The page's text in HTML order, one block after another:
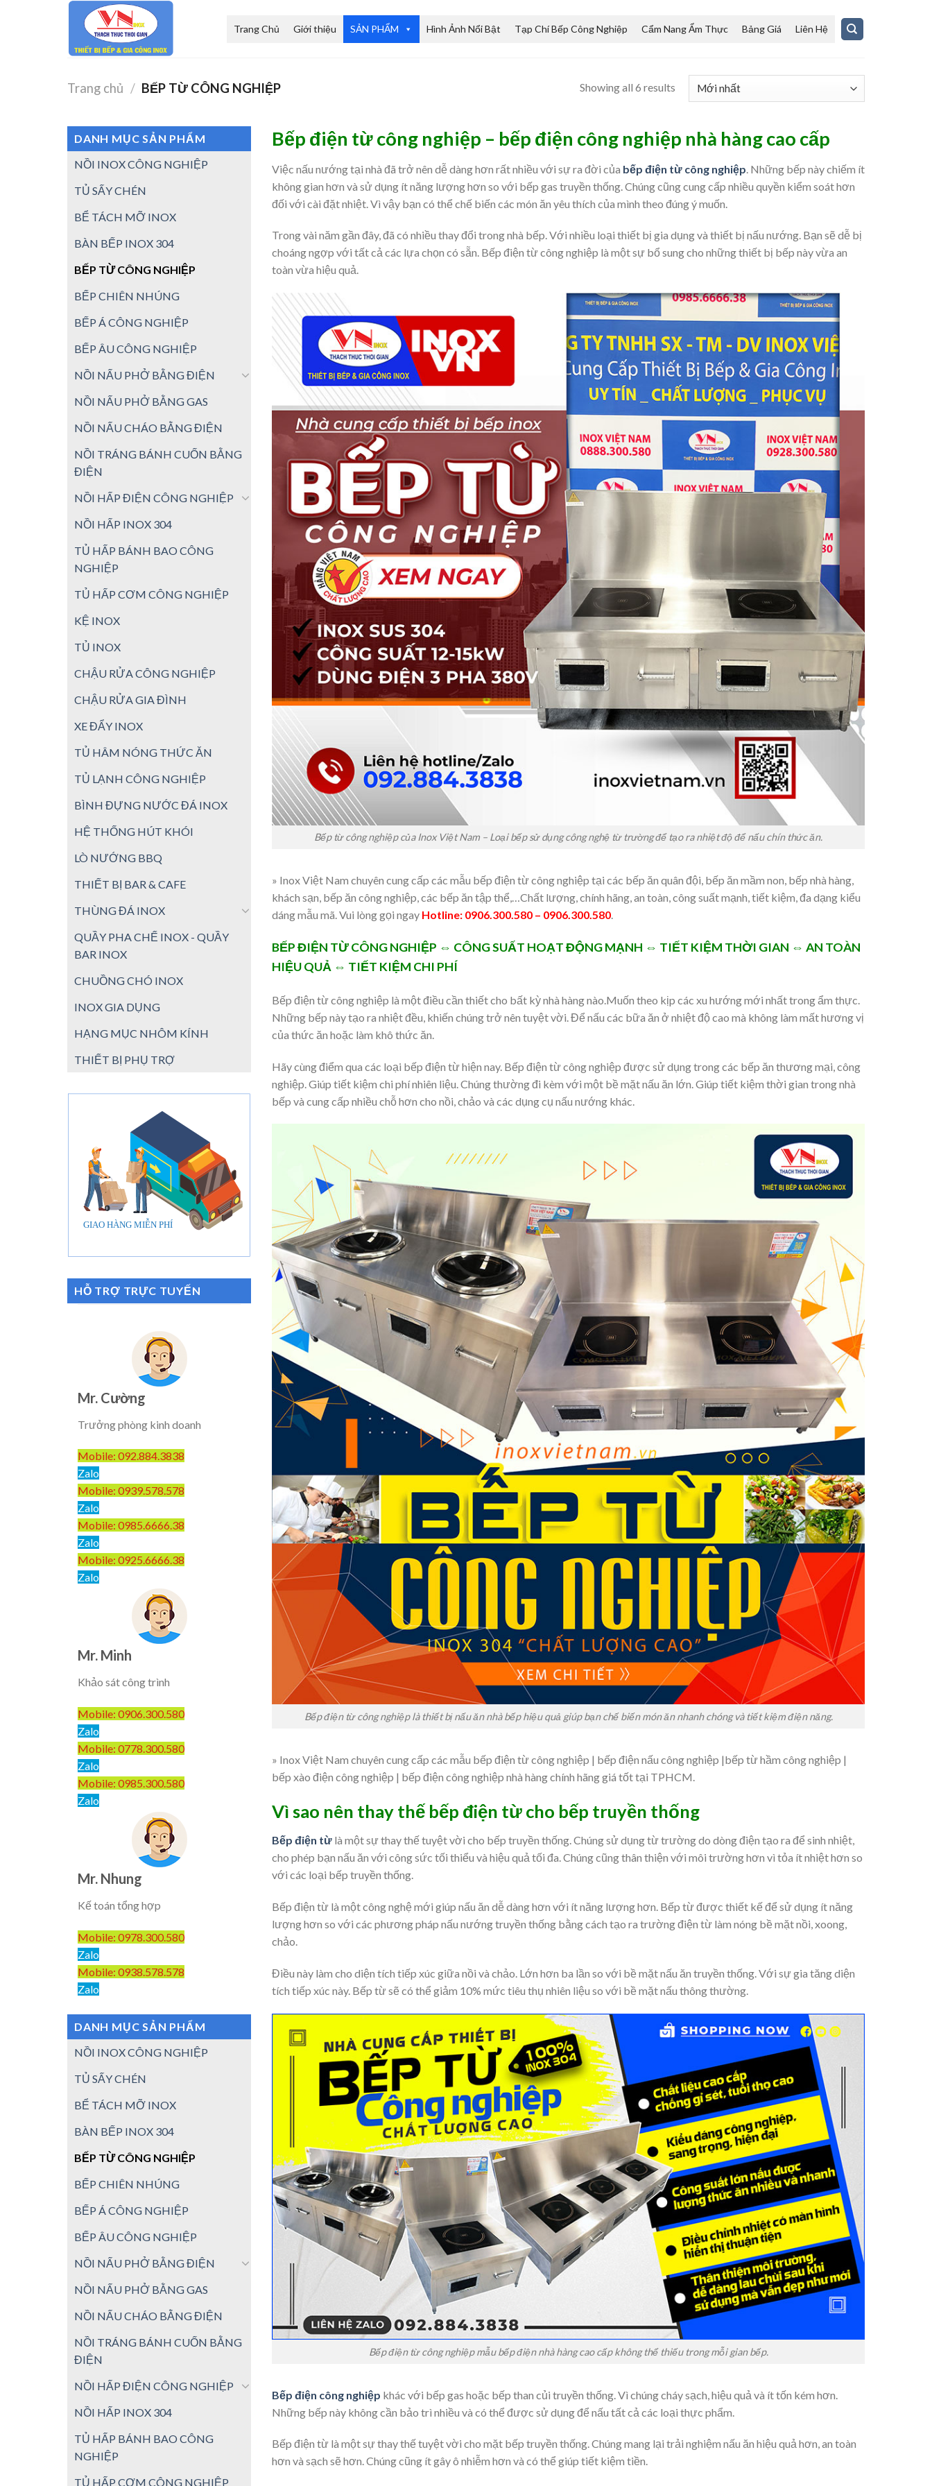
Trang Chủ Giới thiệu SẢN PHẨM Hình Ảnh Nổi Bật Tạp Chí Bếp Công Nghiệp Cẩm Nang Ẩm Thực Bảng Giá Liên Hệ
Trang chủ / BẾP TỪ CÔNG NGHIỆP Showing all 6 results
DANH MỤC SẢN PHẨM
NỒI INOX CÔNG NGHIỆP
TỦ SẤY CHÉN
BỂ TÁCH MỠ INOX
BÀN BẾP INOX 304
BẾP TỪ CÔNG NGHIỆP
BẾP CHIÊN NHÚNG
BẾP Á CÔNG NGHIỆP
BẾP ÂU CÔNG NGHIỆP
NỒI NẤU PHỞ BẰNG ĐIỆN
NỒI NẤU PHỞ BẰNG GAS
NỒI NẤU CHÁO BẰNG ĐIỆN
NỒI TRÁNG BÁNH CUỐN BẰNG
ĐIỆN
NỒI HẤP ĐIỆN CÔNG NGHIỆP
NỒI HẤP INOX 304
TỦ HẤP BÁNH BAO CÔNG
NGHIỆP
TỦ HẤP CƠM CÔNG NGHIỆP
KỆ INOX
TỦ INOX
CHẬU RỬA CÔNG NGHIỆP
CHẬU RỬA GIA ĐÌNH
XE ĐẨY INOX
TỦ HÂM NÓNG THỨC ĂN
TỦ LẠNH CÔNG NGHIỆP
BÌNH ĐỰNG NƯỚC ĐÁ INOX
HỆ THỐNG HÚT KHÓI
LÒ NƯỚNG BBQ
THIẾT BỊ BAR & CAFE
THÙNG ĐÁ INOX
QUẦY PHA CHẾ INOX - QUẦY
BAR INOX
CHUỒNG CHÓ INOX
INOX GIA DỤNG
HẠNG MỤC NHÔM KÍNH
THIẾT BỊ PHỤ TRỢ
HỖ TRỢ TRỰC TUYẾN
Mr. Cường
Trưởng phòng kinh doanh
Mobile: 092.884.3838
Zalo
Mobile: 0939.578.578
Zalo
Mobile: 0985.6666.38
Zalo
Mobile: 0925.6666.38
Zalo
Mr. Minh
Khảo sát công trình
Mobile: 0906.300.580
Zalo
Mobile: 0778.300.580
Zalo
Mobile: 0985.300.580
Zalo
Mr. Nhung
Kế toán tổng hợp
Mobile: 0978.300.580
Zalo
Mobile: 0938.578.578
Zalo
DANH MỤC SẢN PHẨM
NỒI INOX CÔNG NGHIỆP
TỦ SẤY CHÉN
BỂ TÁCH MỠ INOX
BÀN BẾP INOX 304
BẾP TỪ CÔNG NGHIỆP
BẾP CHIÊN NHÚNG
BẾP Á CÔNG NGHIỆP
BẾP ÂU CÔNG NGHIỆP
NỒI NẤU PHỞ BẰNG ĐIỆN
NỒI NẤU PHỞ BẰNG GAS
NỒI NẤU CHÁO BẰNG ĐIỆN
NỒI TRÁNG BÁNH CUỐN BẰNG
ĐIỆN
NỒI HẤP ĐIỆN CÔNG NGHIỆP
NỒI HẤP INOX 304
TỦ HẤP BÁNH BAO CÔNG
NGHIỆP
TỦ HẤP CƠM CÔNG NGHIỆP
Bếp điện từ công nghiệp – bếp điện công nghiệp nhà hàng cao cấp
Việc nấu nướng tại nhà đã trở nên dễ dàng hơn rất nhiều với sự ra đời của bếp điện từ công nghiệp . Những bếp này chiếm ít
không gian hơn và sử dụng ít năng lượng hơn so với bếp gas truyền thống. Chúng cũng cung cấp nhiều quyền kiểm soát hơn
đối với cài đặt nhiệt. Vì vậy bạn có thể chế biến các món ăn yêu thích của mình theo đúng ý muốn.
Trong vài năm gần đây, đã có nhiều thay đổi trong nhà bếp. Với nhiều loại thiết bị gia dụng và thiết bị nấu nướng. Bạn sẽ dễ bị
choáng ngợp với tất cả các lựa chọn có sẵn. Bếp điện từ công nghiệp là một sự bổ sung cho những thiết bị bếp này vừa an
toàn vừa hiệu quả.
Bếp từ công nghiệp của Inox Việt Nam – Loại bếp sử dụng công nghệ từ trường để tạo ra nhiệt độ để nấu chín thức ăn.
» Inox Việt Nam chuyên cung cấp các mẫu bếp điện từ công nghiệp tại các bếp ăn quân đội, bếp ăn mầm non, bếp nhà hàng,
khách sạn, bếp ăn công nghiệp, các bếp ăn tập thể,…Chất lượng, chính hãng, an toàn, công suất mạnh, tiết kiệm, đa dạng kiểu
dáng mẫu mã. Vui lòng gọi ngay Hotline: 0906.300.580 – 0906.300.580.
BẾP ĐIỆN TỪ CÔNG NGHIỆP ⇔ CÔNG SUẤT HOẠT ĐỘNG MẠNH ⇔ TIẾT KIỆM THỜI GIAN ⇔ AN TOÀN
HIỆU QUẢ ⇔ TIẾT KIỆM CHI PHÍ
Bếp điện từ công nghiệp là một điều cần thiết cho bất kỳ nhà hàng nào.Muốn theo kịp các xu hướng mới nhất trong ẩm thực.
Những bếp này tạo ra nhiệt đều, khiến chúng trở nên tuyệt vời. Để nấu các bữa ăn ở nhiệt độ cao mà không làm mất hương vị
của thức ăn hoặc làm khô thức ăn.
Hãy cùng điểm qua các loại bếp điện từ hiện nay. Bếp điện từ công nghiệp được sử dụng trong các bếp ăn thương mại, công
nghiệp. Giúp tiết kiệm chi phí nhiên liệu. Chúng thường đi kèm với một bề mặt nấu ăn lớn. Giúp tiết kiệm thời gian trong nhà
bếp và cung cấp nhiều chỗ hơn cho nồi, chảo và các dụng cụ nấu nướng khác.
Bếp điện từ công nghiệp là thiết bị nấu ăn nhà bếp hiệu quả giúp bạn chế biến món ăn nhanh chóng và tiết kiệm điện năng.
» Inox Việt Nam chuyên cung cấp các mẫu bếp điện từ công nghiệp | bếp điện nấu công nghiệp |bếp từ hầm công nghiệp |
bếp xào điện công nghiệp | bếp điện công nghiệp nhà hàng chính hãng giá tốt tại TPHCM.
Vì sao nên thay thế bếp điện từ cho bếp truyền thống
Bếp điện từ là một sự thay thế tuyệt vời cho bếp truyền thống. Chúng sử dụng từ trường do dòng điện tạo ra để sinh nhiệt,
cho phép bạn nấu ăn với công sức tối thiểu và hiệu quả tối đa. Chúng cũng thân thiện với môi trường hơn vì tỏa ít nhiệt hơn so
với các loại bếp truyền thống.
Bếp điện từ là một công nghệ mới giúp nấu ăn dễ dàng hơn với ít năng lượng hơn. Bếp từ được thiết kế để sử dụng ít năng
lượng hơn so với các phương pháp nấu nướng truyền thống bằng cách tạo ra trường điện từ làm nóng bề mặt nồi, xoong,
chảo.
Điều này làm cho diện tích tiếp xúc giữa nồi và chảo. Lớn hơn ba lần so với bề mặt nấu ăn truyền thống. Với sự gia tăng diện
tích tiếp xúc này. Bếp từ sẽ có thể giảm 10% mức tiêu thụ nhiên liệu so với bề mặt nấu thông thường.
Bếp điện từ công nghiệp mẫu bếp điện nhà hàng cao cấp không thể thiếu trong mỗi gian bếp.
Bếp điện công nghiệp khác với bếp gas hoặc bếp than củi truyền thống. Vì chúng cháy sạch, hiệu quả và ít tốn kém hơn.
Những bếp này không cần bảo trì nhiều và có thể được sử dụng để nấu tất cả các loại thực phẩm.
Bếp điện từ là một sự thay thế tuyệt vời cho mặt bếp truyền thống. Chúng mang lại trải nghiệm nấu ăn hiệu quả hơn, an toàn
hơn và sạch sẽ hơn. Chúng cũng ít gây ô nhiễm hơn và có thể giúp tiết kiệm tiền.